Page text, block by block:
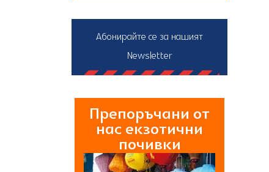
Абонирайте се за нашият
Newsletter
Препоръчани от
нас екзотични
почивки